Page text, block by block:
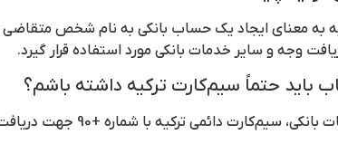
به معنای ایجاد یک حساب بانکی به نام شخص متقاضی
وجه و سایر خدمات بانکی مورد استفاده قرار گیرد.
باید حتماً سیم‌کارت ترکیه داشته باشم؟
ترکیه با شماره +90 جهت دریافت پیامک‌های بانکی و کدهای امنیتی موردنیاز است.